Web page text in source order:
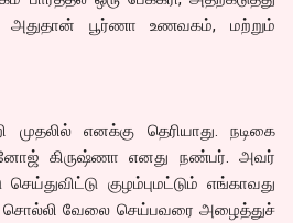
அதுதான் பூர்ணா உணவகம், மற்றும்
எனக்கு தெரியாது. நடிகை
கிருஷ்ணா எனது நண்பர். அவர்
குழம்புமட்டும் எங்காவது
சொல்லி வேலை செய்பவரை அழைத்துச்